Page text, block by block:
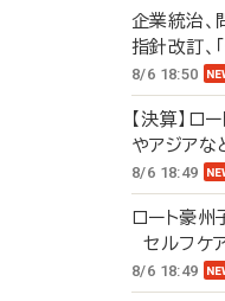
企業統治
指針改訂、
8/6 18:50
【決算】
やアジアな
8/6 18:49
ロート豪
セルフケ
8/6 18:49